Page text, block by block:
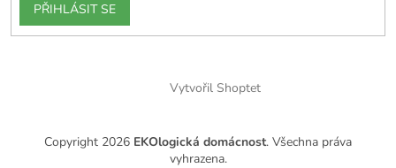
PŘIHLÁSIT SE
Vytvořil Shoptet
Copyright 2026 EKOlogická domácnost. Všechna práva
vyhrazena.